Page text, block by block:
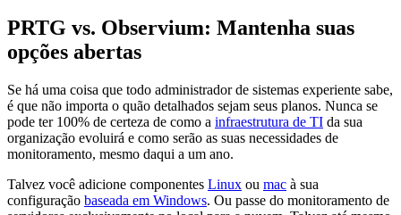
PRTG vs. Observium: Mantenha suas
opções abertas
Se há uma coisa que todo administrador de sistemas experiente sabe,
é que não importa o quão detalhados sejam seus planos. Nunca se
pode ter 100% de certeza de como a infraestrutura de TI da sua
organização evoluirá e como serão as suas necessidades de
monitoramento, mesmo daqui a um ano.
Talvez você adicione componentes Linux ou mac à sua
configuração baseada em Windows. Ou passe do monitoramento de